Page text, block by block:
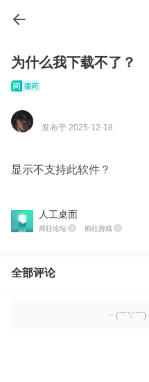
​为什么我下载不了？
发布于 2025-12-18
显示不支持此软件？
人工桌面
前往论坛 前往游戏
全部评论
~ (￣▽￣)